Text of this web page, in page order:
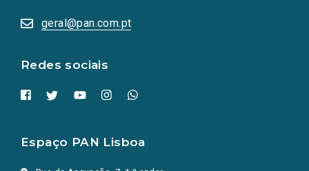
geral@pan.com.pt
Redes sociais
numa
nova
Espaço PAN Lisboa